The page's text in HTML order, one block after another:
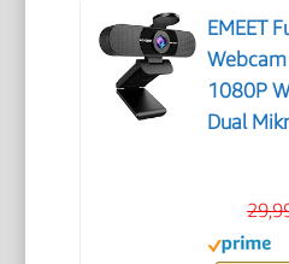
EMEET
1080P
Dual
Play, für